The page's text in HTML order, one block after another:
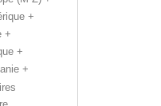
+
+
+
+